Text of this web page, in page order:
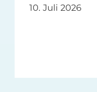
10. Juli 2026